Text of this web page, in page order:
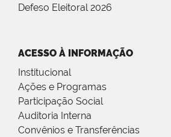
Defeso Eleitoral 2026
ACESSO À INFORMAÇÃO
Institucional
Ações e Programas
Participação Social
Auditoria Interna
Convênios e Transferências